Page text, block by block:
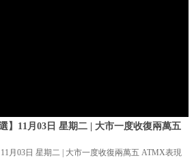
】11月03日 星期二 | 大市一度收復兩萬五
月03日 星期二 | 大市一度收復兩萬五 ATMX表現